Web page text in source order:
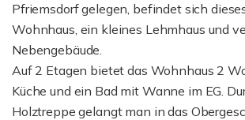
Pfriemsdorf gelegen, befindet sich
Wohnhaus, ein kleines Lehmhaus und
Nebengebäude.
Auf 2 Etagen bietet das Wohnhaus 2
Küche und ein Bad mit Wanne im EG.
Holztreppe gelangt man in das